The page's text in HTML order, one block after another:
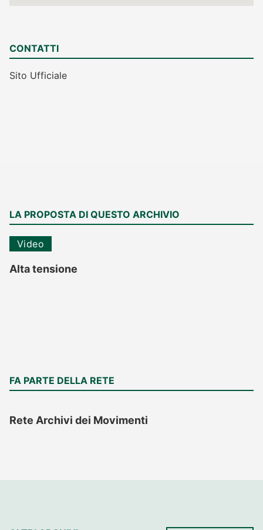
CONTATTI
Sito Ufficiale
LA PROPOSTA DI QUESTO ARCHIVIO
Video
Alta tensione
FA PARTE DELLA RETE
Rete Archivi dei Movimenti